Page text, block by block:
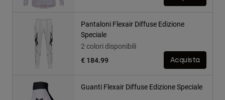
Pantaloni Flexair Diffuse Edizione
Speciale
2 colori disponibili
€ 184.99
Acquista
Guanti Flexair Diffuse Edizione Speciale